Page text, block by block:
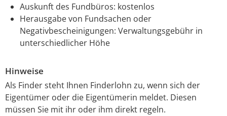
Auskunft des Fundbüros: kostenlos
Herausgabe von Fundsachen oder
Negativbescheinigungen: Verwaltungsgebühr in
unterschiedlicher Höhe
Hinweise
Als Finder steht Ihnen Finderlohn zu, wenn sich der
Eigentümer oder die Eigentümerin meldet. Diesen
müssen Sie mit ihr oder ihm direkt regeln.